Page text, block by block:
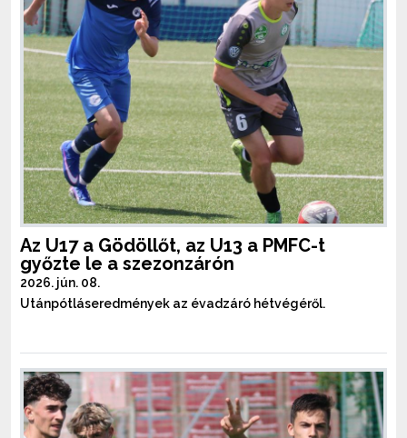
Az U17 a Gödöllőt, az U13 a PMFC-t
győzte le a szezonzárón
2026. jún. 08.
Utánpótláseredmények az évadzáró hétvégéről.